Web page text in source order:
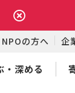
NPOの方へ 企
・深める